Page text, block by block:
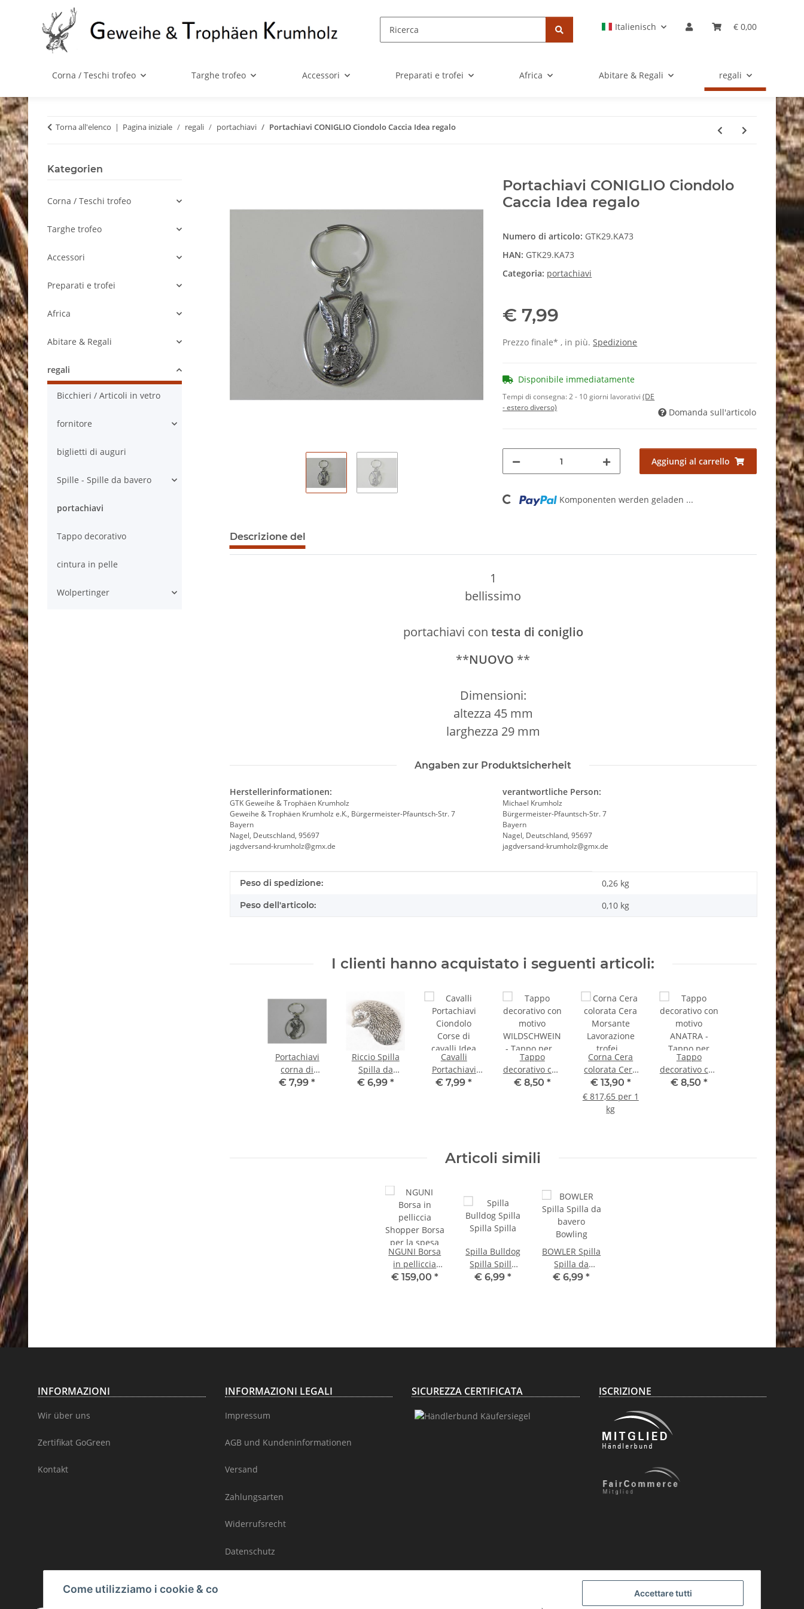
Accettare tutti
Come utilizziamo i cookie & co
Italienisch € 0,00
Corna / Teschi trofeo Targhe trofeo Accessori Preparati e trofei Africa Abitare & Regali regali
Torna all'elenco Pagina iniziale regali portachiavi Portachiavi CONIGLIO Ciondolo Caccia Idea regalo
Portachiavi CONIGLIO Ciondolo
Caccia Idea regalo
Numero di articolo: GTK29.KA73
HAN: GTK29.KA73
Categoria: portachiavi
€ 7,99
Prezzo finale* , in più.Spedizione
Disponibile immediatamente
Tempi di consegna:2 - 10 giorni lavorativi(DE
- estero diverso)
Domanda sull'articolo
Aggiungi al carrello
Loading... Komponenten werden geladen ...
Descrizione del
1
bellissimo
portachiavi con testa di coniglio
**NUOVO **
Dimensioni:
altezza 45 mm
larghezza 29 mm
Angaben zur Produktsicherheit
Herstellerinformationen:
GTK Geweihe & Trophäen Krumholz
Geweihe & Trophäen Krumholz e.K., Bürgermeister-Pfauntsch-Str. 7
Bayern
Nagel, Deutschland, 95697
jagdversand-krumholz@gmx.de
verantwortliche Person:
Michael Krumholz
Bürgermeister-Pfauntsch-Str. 7
Bayern
Nagel, Deutschland, 95697
jagdversand-krumholz@gmx.de
Caratteristica prodotto
Valore
Peso di spedizione: 0,26 kg
Peso dell'articolo: 0,10 kg
I clienti hanno acquistato i seguenti articoli:
Portachiavi
corna di
capriolo Corna
€ 7,99*
Riccio Spilla
Spilla da
bavero
€ 6,99 *
Cavalli
Portachiavi
Ciondolo
€ 7,99*
Tappo
decorativo con
motivo
€ 8,50 *
Corna Cera
colorata Cera
Morsante
Lavorazione
trofei
€ 13,90 *
€ 817,65 per 1
kg
Tappo
decorativo con
motivo
€ 8,50 *
Articoli simili
NGUNI Borsa
in pelliccia
Shopper Borsa
€ 159,00 *
Spilla Bulldog
Spilla Spilla
Spilla
€ 6,99*
BOWLER Spilla
Spilla da
bavero
€ 6,99*
Kategorien
Corna / Teschi trofeo
Targhe trofeo
Accessori
Preparati e trofei
Africa
Abitare & Regali
regali
Bicchieri / Articoli in vetro
fornitore
biglietti di auguri
Spille - Spille da bavero
portachiavi
Tappo decorativo
cintura in pelle
Wolpertinger
INFORMAZIONI
Wir über uns
Zertifikat GoGreen
Kontakt
INFORMAZIONI LEGALI
Impressum
AGB und Kundeninformationen
Versand
Zahlungsarten
Widerrufsrecht
Datenschutz
SICUREZZA CERTIFICATA ISCRIZIONE